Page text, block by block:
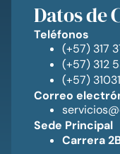
Datos de
Teléfonos
(+57) 317
(+57) 312
(+57)
Correo
Sede Principal
Carrera